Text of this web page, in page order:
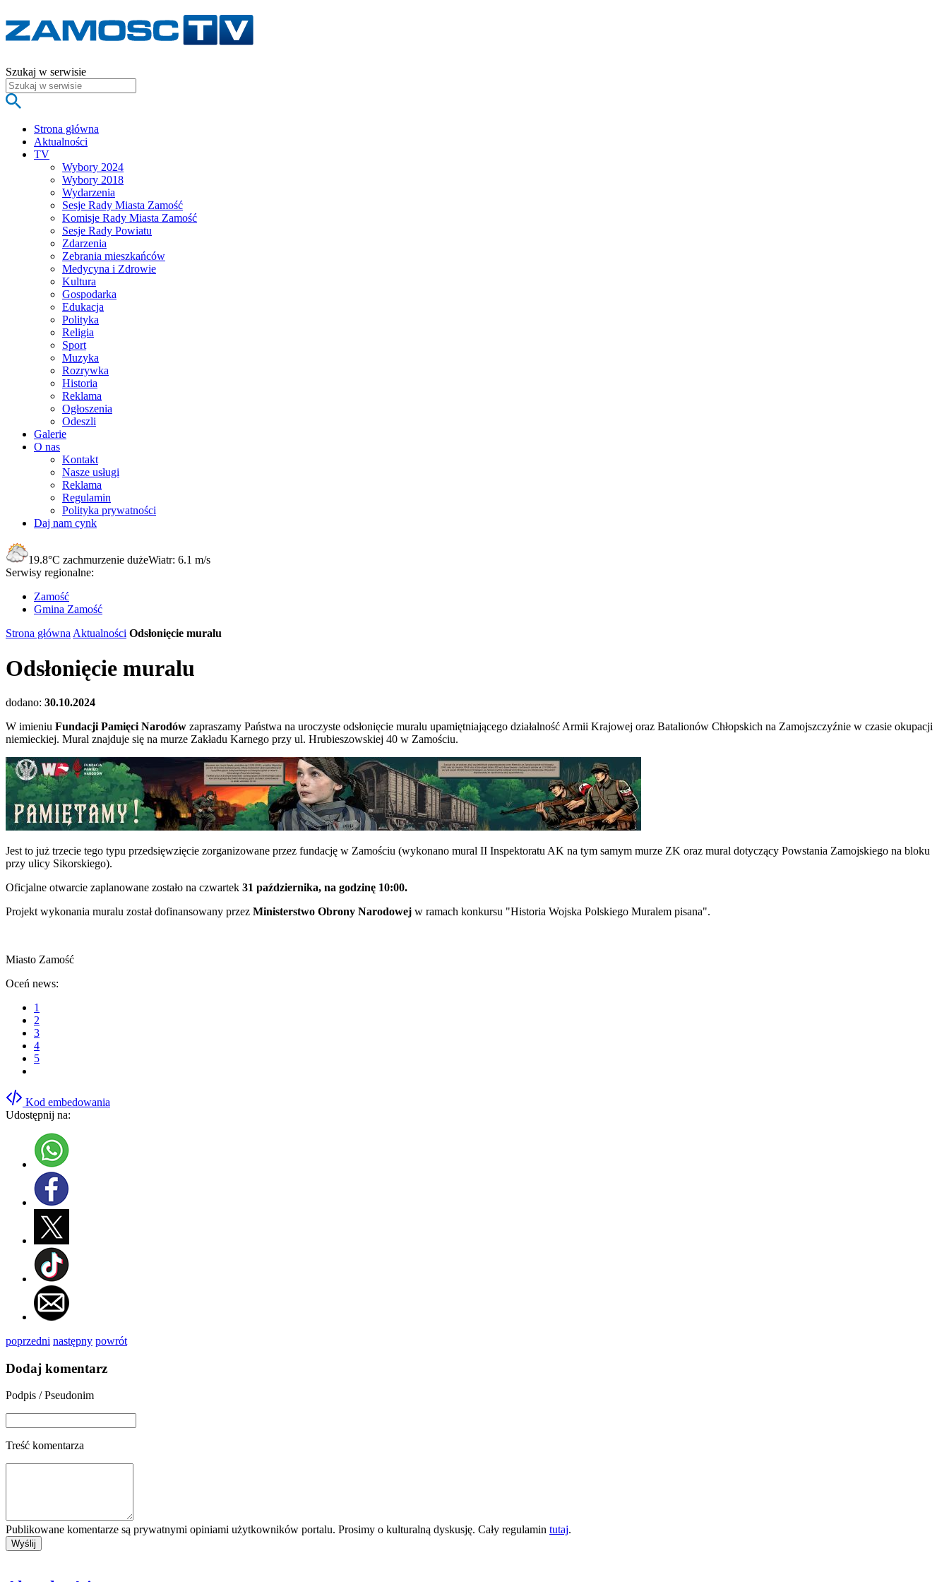
Szukaj w serwisie
Strona główna
Aktualności
TV
Wybory 2024
Wybory 2018
Wydarzenia
Sesje Rady Miasta Zamość
Komisje Rady Miasta Zamość
Sesje Rady Powiatu
Zdarzenia
Zebrania mieszkańców
Medycyna i Zdrowie
Kultura
Gospodarka
Edukacja
Polityka
Religia
Sport
Muzyka
Rozrywka
Historia
Reklama
Ogłoszenia
Odeszli
Galerie
O nas
Kontakt
Nasze usługi
Reklama
Regulamin
Polityka prywatności
Daj nam cynk
19.8°C zachmurzenie dużeWiatr: 6.1 m/s
Serwisy regionalne:
Zamość
Gmina Zamość
Strona główna Aktualności Odsłonięcie muralu
Odsłonięcie muralu
dodano: 30.10.2024
W imieniu Fundacji Pamięci Narodów zapraszamy Państwa na uroczyste odsłonięcie muralu upamiętniającego działalność Armii Krajowej oraz Batalionów Chłopskich na Zamojszczyźnie w czasie okupacji
niemieckiej. Mural znajduje się na murze Zakładu Karnego przy ul. Hrubieszowskiej 40 w Zamościu.
Jest to już trzecie tego typu przedsięwzięcie zorganizowane przez fundację w Zamościu (wykonano mural II Inspektoratu AK na tym samym murze ZK oraz mural dotyczący Powstania Zamojskiego na bloku
przy ulicy Sikorskiego).
Oficjalne otwarcie zaplanowane zostało na czwartek 31 października, na godzinę 10:00.
Projekt wykonania muralu został dofinansowany przez Ministerstwo Obrony Narodowej w ramach konkursu "Historia Wojska Polskiego Muralem pisana".
Miasto Zamość
Oceń news:
1
2
3
4
5
Kod embedowania
Udostępnij na:
poprzedni następny powrót
Dodaj komentarz
Podpis / Pseudonim
Treść komentarza
Publikowane komentarze są prywatnymi opiniami użytkowników portalu. Prosimy o kulturalną dyskusję. Cały regulamin tutaj.